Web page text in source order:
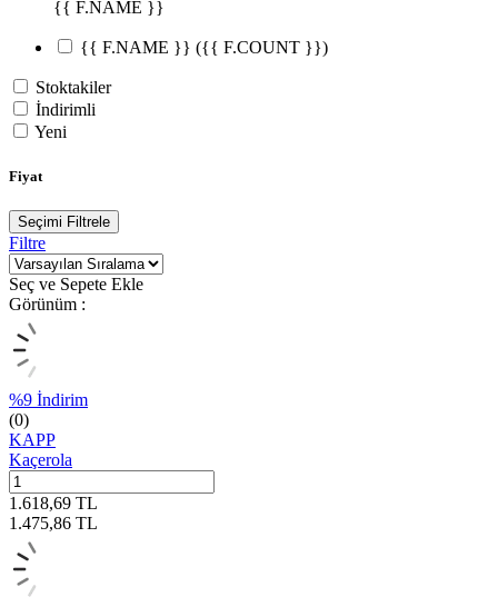
{{ F.NAME }}
{{ F.NAME }} ({{ F.COUNT }})
Stoktakiler
İndirimli
Yeni
Fiyat
Seçimi Filtrele
Filtre
Seç ve Sepete Ekle
Görünüm :
%9 İndirim
(0)
KAPP
Kaçerola
1.618,69 TL
1.475,86 TL